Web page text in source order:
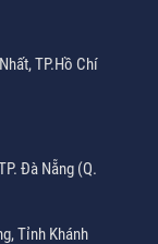
TP.Hồ Chí
Đà Nẵng (Q.
Tỉnh Khánh